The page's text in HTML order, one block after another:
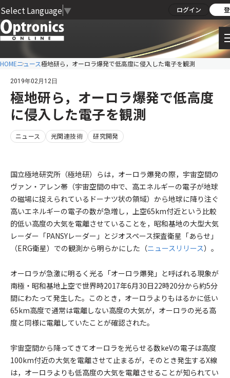
Select Language ▼ ログイン
HOMEニュース極地研ら，オーロラ爆発で低高度に侵入した電子を観測
2019年02月12日
極地研ら，オーロラ爆発で低高度
に侵入した電子を観測
ニュース 光関連技術 研究開発
国立極地研究所（極地研）らは，オーロラ爆発の際，宇宙空間の
ヴァン・アレン帯（宇宙空間の中で、高エネルギーの電子が地球
の磁場に捉えられているドーナツ状の領域）から地球に降り注ぐ
高いエネルギーの電子の数が急増し，上空65km付近という比較
的低い高度の大気を電離させていることを，昭和基地の大型大気
レーダー「PANSYレーダー」とジオスペース探査衛星「あらせ」
（ERG衛星）での観測から明らかにした（ニュースリリース）。
オーロラが急激に明るく光る「オーロラ爆発」と呼ばれる現象が
南極・昭和基地上空で世界時2017年6月30日22時20分から約5分
間にわたって発生した。このとき，オーロラよりもはるかに低い
65km高度で通常は電離しない高度の大気が，オーロラの光る高
度と同様に電離していたことが確認された。
宇宙空間から降ってきてオーロラを光らせる数keVの電子は高度
100km付近の大気を電離させて止まるが，そのとき発生するX線
は，オーロラよりも低高度の大気を電離させることが知られてい